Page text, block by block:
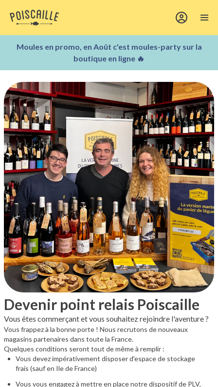
Moules en promo, en Août c'est moules-party sur la
boutique en ligne 🔥
Devenir point relais Poiscaille
Vous êtes commerçant et vous souhaitez rejoindre l'aventure ?
Vous frappez à la bonne porte ! Nous recrutons de nouveaux
magasins partenaires dans toute la France.
Quelques conditions seront tout de même à remplir :
Vous devez impérativement disposer d'espace de stockage
frais (sauf en Ile de France)
Vous vous engagez à mettre en place notre dispositif de PLV,